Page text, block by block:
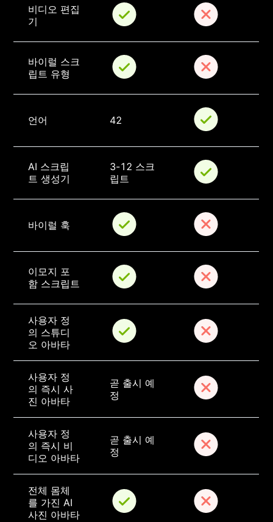
비디오 편집
기
바이럴 스크
립트 유형
언어 42
AI 스크립
트 생성기
3-12 스크
립트
바이럴 훅
이모지 포
함 스크립트
사용자 정
의 스튜디
오 아바타
사용자 정
의 즉시 사
진 아바타
곧 출시 예
정
사용자 정
의 즉시 비
디오 아바타
곧 출시 예
정
전체 몸체
를 가진 AI
사진 아바타